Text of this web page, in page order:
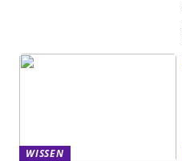
WISSEN